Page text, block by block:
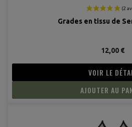
Grades en tissu de
12,00 €
VOIR LE
AJOUTER AU